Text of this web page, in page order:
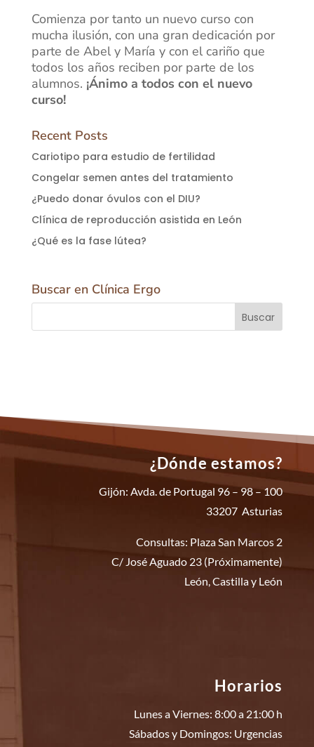
Comienza por tanto un nuevo curso con
mucha ilusión, con una gran dedicación por
parte de Abel y María y con el cariño que
todos los años reciben por parte de los
alumnos. ¡Ánimo a todos con el nuevo
curso!
Recent Posts
Cariotipo para estudio de fertilidad
Congelar semen antes del tratamiento
¿Puedo donar óvulos con el DIU?
Clínica de reproducción asistida en León
¿Qué es la fase lútea?
Buscar en Clínica Ergo
¿Dónde estamos?
Gijón: Avda. de Portugal 96 – 98 – 100
33207 Asturias
Consultas: Plaza San Marcos 2
C/ José Aguado 23 (Próximamente)
León, Castilla y León
Horarios
Lunes a Viernes: 8:00 a 21:00 h
Sábados y Domingos: Urgencias